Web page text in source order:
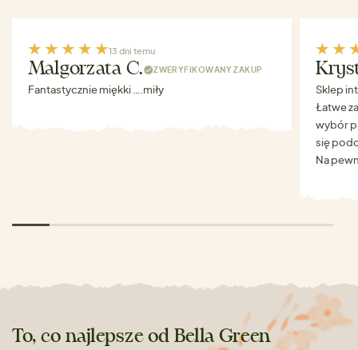
13 dni temu
Malgorzata C. ZWERYFIKOWANY ZAKUP
Fantastycznie miękki ….miły
Sklep
Łatwe
wybór
się
Na
To, co najlepsze od Bella Green